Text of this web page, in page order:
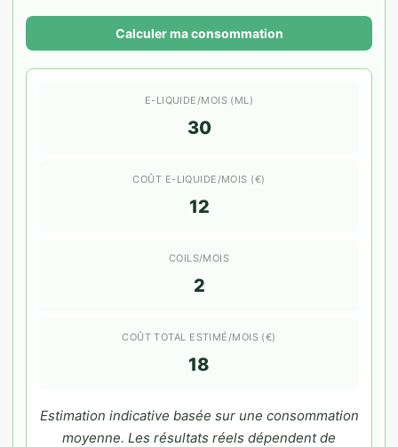
Calculer ma consommation
E-LIQUIDE/MOIS (ML)
30
COÛT E-LIQUIDE/MOIS (€)
12
COILS/MOIS
2
COÛT TOTAL ESTIMÉ/MOIS (€)
18
Estimation indicative basée sur une consommation
moyenne. Les résultats réels dépendent de